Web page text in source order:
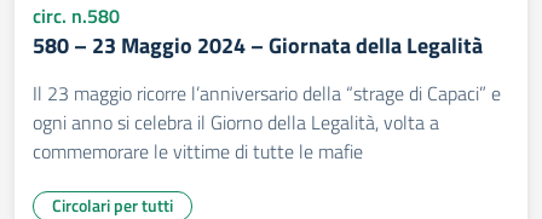
circ. n.580
580 – 23 Maggio 2024 – Giornata della Legalità
Il 23 maggio ricorre l’anniversario della “strage di Capaci” e
ogni anno si celebra il Giorno della Legalità, volta a
commemorare le vittime di tutte le mafie
Circolari per tutti